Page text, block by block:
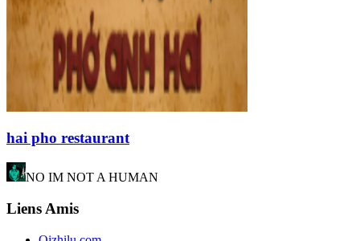
hai pho restaurant
NO IM NOT A HUMAN
Liens Amis